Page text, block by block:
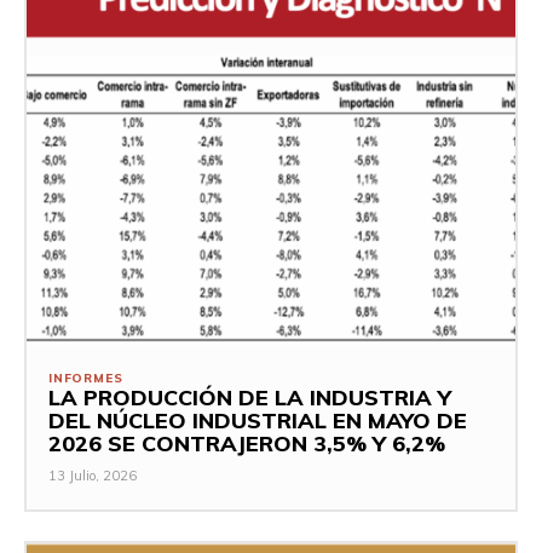
INFORMES
LA PRODUCCIÓN DE LA INDUSTRIA Y
DEL NÚCLEO INDUSTRIAL EN MAYO DE
2026 SE CONTRAJERON 3,5% Y 6,2%
13 Julio, 2026